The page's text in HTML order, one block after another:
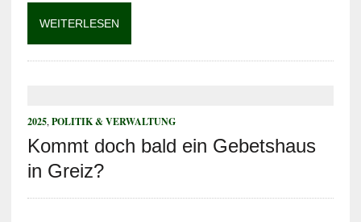
WEITERLESEN
2025, POLITIK & VERWALTUNG
Kommt doch bald ein Gebetshaus
in Greiz?